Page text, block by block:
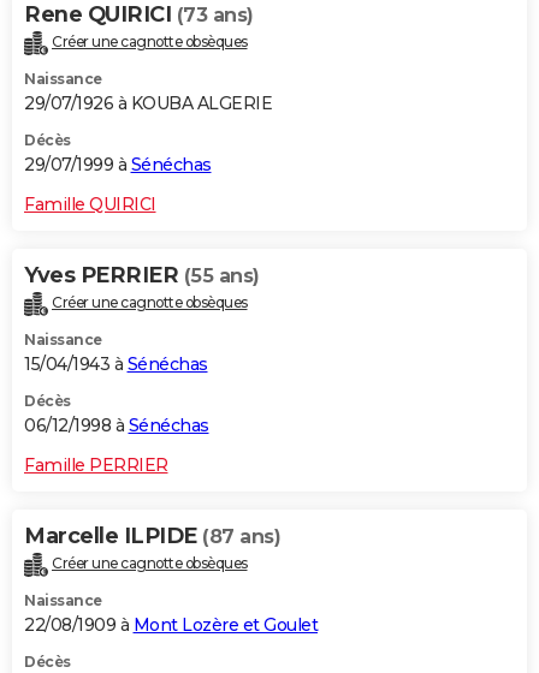
Rene QUIRICI (73 ans)
Créer une cagnotte obsèques
Naissance
29/07/1926 à KOUBA ALGERIE
Décès
29/07/1999 à Sénéchas
Famille QUIRICI
Yves PERRIER (55 ans)
Créer une cagnotte obsèques
Naissance
15/04/1943 à Sénéchas
Décès
06/12/1998 à Sénéchas
Famille PERRIER
Marcelle ILPIDE (87 ans)
Créer une cagnotte obsèques
Naissance
22/08/1909 à Mont Lozère et Goulet
Décès